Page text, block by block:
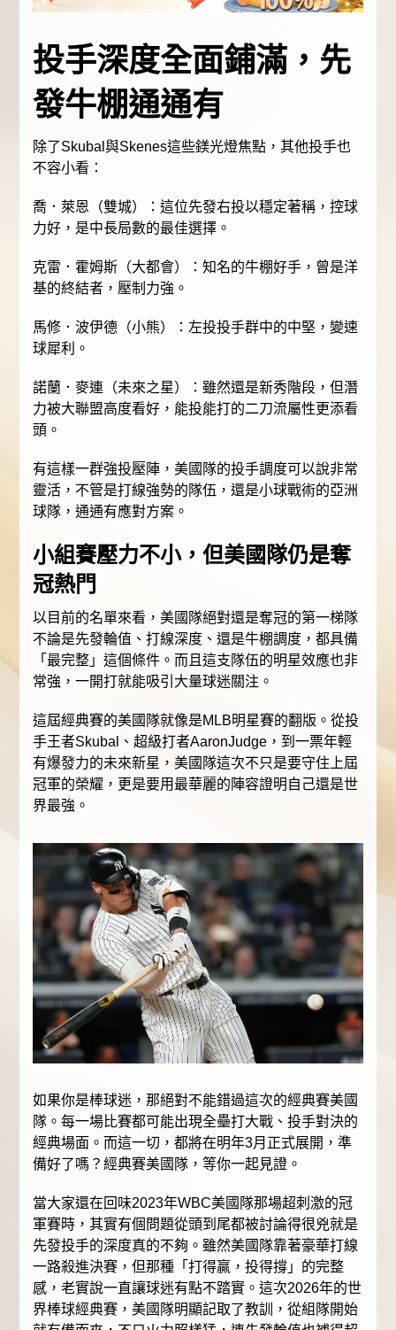
投手深度全面鋪滿，先
發牛棚通通有
除了Skubal與Skenes這些鎂光燈焦點，其他投手也
不容小看：
喬．萊恩（雙城）：這位先發右投以穩定著稱，控球
力好，是中長局數的最佳選擇。
克雷．霍姆斯（大都會）：知名的牛棚好手，曾是洋
基的終結者，壓制力強。
馬修．波伊德（小熊）：左投投手群中的中堅，變速
球犀利。
諾蘭．麥連（未來之星）：雖然還是新秀階段，但潛
力被大聯盟高度看好，能投能打的二刀流屬性更添看
頭。
有這樣一群強投壓陣，美國隊的投手調度可以說非常
靈活，不管是打線強勢的隊伍，還是小球戰術的亞洲
球隊，通通有應對方案。
小組賽壓力不小，但美國隊仍是奪
冠熱門
以目前的名單來看，美國隊絕對還是奪冠的第一梯隊
不論是先發輪值、打線深度、還是牛棚調度，都具備
「最完整」這個條件。而且這支隊伍的明星效應也非
常強，一開打就能吸引大量球迷關注。
這屆經典賽的美國隊就像是MLB明星賽的翻版。從投
手王者Skubal、超級打者AaronJudge，到一票年輕
有爆發力的未來新星，美國隊這次不只是要守住上屆
冠軍的榮耀，更是要用最華麗的陣容證明自己還是世
界最強。
如果你是棒球迷，那絕對不能錯過這次的經典賽美國
隊。每一場比賽都可能出現全壘打大戰、投手對決的
經典場面。而這一切，都將在明年3月正式展開，準
備好了嗎？經典賽美國隊，等你一起見證。
當大家還在回味2023年WBC美國隊那場超刺激的冠
軍賽時，其實有個問題從頭到尾都被討論得很兇就是
先發投手的深度真的不夠。雖然美國隊靠著豪華打線
一路殺進決賽，但那種「打得贏，投得撐」的完整
感，老實說一直讓球迷有點不踏實。這次2026年的世
界棒球經典賽，美國隊明顯記取了教訓，從組隊開始